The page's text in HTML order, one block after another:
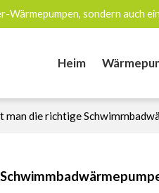
Wärmepumpen, sondern auch
Heim
man die richtige